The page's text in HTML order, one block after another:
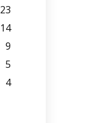
23
14
9
5
4